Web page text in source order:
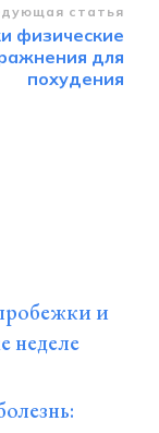
статья
физические
для
похудения
и
неделе